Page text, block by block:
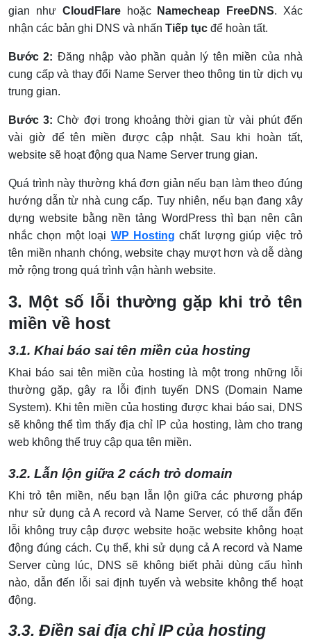
gian như CloudFlarehoặc Namecheap FreeDNS. Xác
nhận các bản ghi DNS và nhấn Tiếp tục để hoàn tất.
Bước 2: Đăng nhập vào phần quản lý tên miền của nhà
cung cấp và thay đổi Name Server theo thông tin từ dịch vụ
trung gian.
Bước 3: Chờ đợi trong khoảng thời gian từ vài phút đến
vài giờ để tên miền được cập nhật. Sau khi hoàn tất,
website sẽ hoạt động qua Name Server trung gian.
Quá trình này thường khá đơn giản nếu bạn làm theo đúng
hướng dẫn từ nhà cung cấp. Tuy nhiên, nếu bạn đang xây
dựng website bằng nền tảng WordPress thì bạn nên cân
nhắc chọn một loại WP Hosting chất lượng giúp việc trỏ
tên miền nhanh chóng, website chạy mượt hơn và dễ dàng
mở rộng trong quá trình vận hành website.
3. Một số lỗi thường gặp khi trỏ tên
miền về host
3.1. Khai báo sai tên miền của hosting
Khai báo sai tên miền của hosting là một trong những lỗi
thường gặp, gây ra lỗi định tuyến DNS (Domain Name
System). Khi tên miền của hosting được khai báo sai, DNS
sẽ không thể tìm thấy địa chỉ IP của hosting, làm cho trang
web không thể truy cập qua tên miền.
3.2. Lẫn lộn giữa 2 cách trỏ domain
Khi trỏ tên miền, nếu bạn lẫn lộn giữa các phương pháp
như sử dụng cả A record và Name Server, có thể dẫn đến
lỗi không truy cập được website hoặc website không hoạt
động đúng cách. Cụ thể, khi sử dụng cả A record và Name
Server cùng lúc, DNS sẽ không biết phải dùng cấu hình
nào, dẫn đến lỗi sai định tuyến và website không thể hoạt
động.
3.3. Điền sai địa chỉ IP của hosting